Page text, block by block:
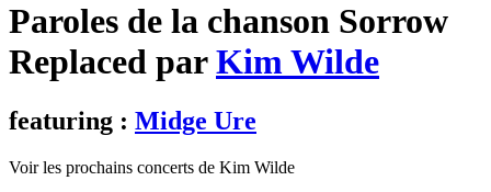
Paroles de la chanson Sorrow
Replaced parKim Wilde
featuring : Midge Ure
Voir les prochains concerts de Kim Wilde